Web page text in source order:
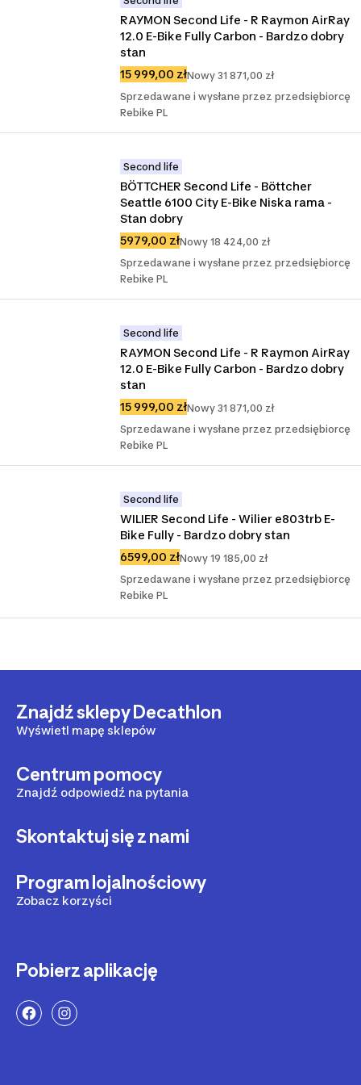
RAYMON Second Life - R Raymon AirRay
12.0 E-Bike Fully Carbon - Bardzo dobry
stan
15 999,00 złNowy 31 871,00 zł
Sprzedawane i wysłane przez przedsiębiorcę
Rebike PL
Second life
BÖTTCHER Second Life - Böttcher
Seattle 6100 City E-Bike Niska rama -
Stan dobry
5979,00 złNowy 18 424,00 zł
Sprzedawane i wysłane przez przedsiębiorcę
Rebike PL
Second life
RAYMON Second Life - R Raymon AirRay
12.0 E-Bike Fully Carbon - Bardzo dobry
stan
15 999,00 złNowy 31 871,00 zł
Sprzedawane i wysłane przez przedsiębiorcę
Rebike PL
Second life
WILIER Second Life - Wilier e803trb E-
Bike Fully - Bardzo dobry stan
6599,00 złNowy 19 185,00 zł
Sprzedawane i wysłane przez przedsiębiorcę
Rebike PL
Znajdź sklepy Decathlon
Wyświetl mapę sklepów
Centrum pomocy
Znajdź odpowiedź na pytania
Skontaktuj się z nami
Program lojalnościowy
Zobacz korzyści
Pobierz aplikację